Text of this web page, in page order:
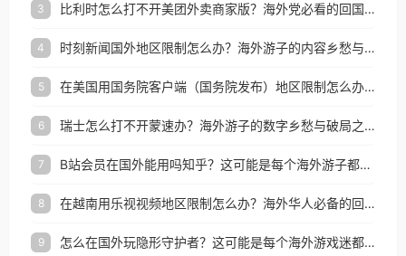
3 比利时怎么打不开美团外卖商家版？海外党必看的回国加速全攻略
4 时刻新闻国外地区限制怎么办？海外游子的内容乡愁与破局之路
5 在美国用国务院客户端（国务院发布）地区限制怎么办？3步解决海外看国内内容难题
6 瑞士怎么打不开蒙速办？海外游子的数字乡愁与破局之路
7 B站会员在国外能用吗知乎？这可能是每个海外游子都问过的问题
8 在越南用乐视视频地区限制怎么办？海外华人必备的回国加速攻略
9 怎么在国外玩隐形守护者？这可能是每个海外游戏迷都问过的问题